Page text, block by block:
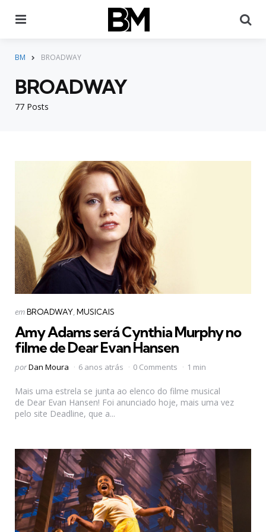
BM BROADWAY
77 Posts
BROADWAY
Categorias
Postado
emBROADWAY MUSICAIS
Amy Adams será Cynthia Murphy no
filme de Dear Evan Hansen
Postado
porDan Moura 6 anos atrás 0 Comments 1 min
Mais uma estrela se junta ao elenco do filme musical
de Dear Evan Hansen! Foi anunciado hoje, mais uma vez
pelo site Deadline, que a...